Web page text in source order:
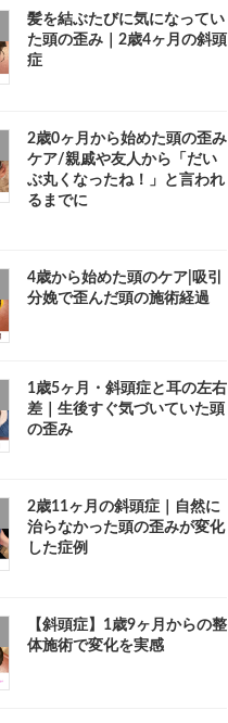
髪を結ぶたびに気になってい
た頭の歪み｜2歳4ヶ月の斜頭
症
2歳0ヶ月から始めた頭の歪み
ケア/親戚や友人から「だい
ぶ丸くなったね！」と言われ
るまでに
4歳から始めた頭のケア|吸引
分娩で歪んだ頭の施術経過
1歳5ヶ月・斜頭症と耳の左右
差｜生後すぐ気づいていた頭
の歪み
2歳11ヶ月の斜頭症｜自然に
治らなかった頭の歪みが変化
した症例
【斜頭症】1歳9ヶ月からの整
体施術で変化を実感